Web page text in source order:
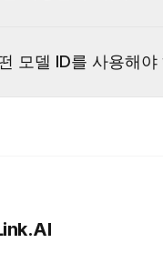
용하세요.
엔드포인트를 제
모델 ID를 사용해야